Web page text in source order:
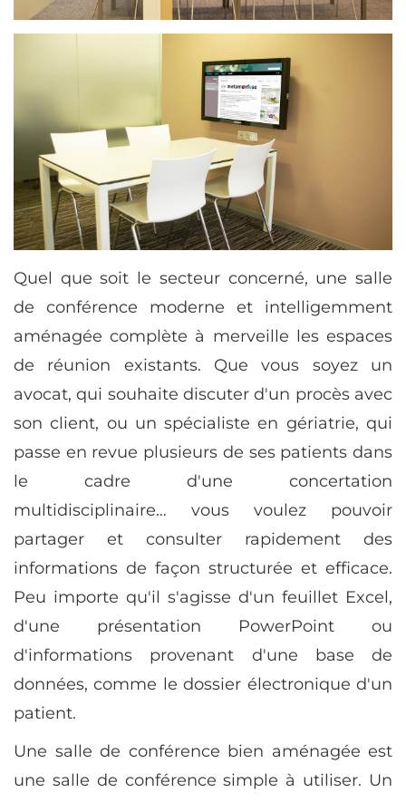
Quel que soit le secteur concerné, une salle
de conférence moderne et intelligemment
aménagée complète à merveille les espaces
de réunion existants. Que vous soyez un
avocat, qui souhaite discuter d'un procès avec
son client, ou un spécialiste en gériatrie, qui
passe en revue plusieurs de ses patients dans
le cadre d'une concertation
multidisciplinaire… vous voulez pouvoir
partager et consulter rapidement des
informations de façon structurée et efficace.
Peu importe qu'il s'agisse d'un feuillet Excel,
d'une présentation PowerPoint ou
d'informations provenant d'une base de
données, comme le dossier électronique d'un
patient.
Une salle de conférence bien aménagée est
une salle de conférence simple à utiliser. Un